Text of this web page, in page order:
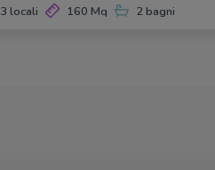
3 locali 160 Mq 2 bagni